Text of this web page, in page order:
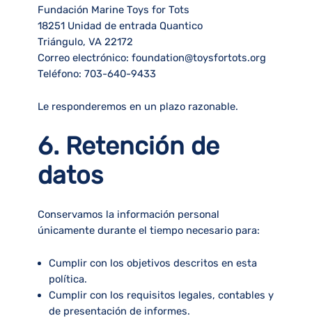
Fundación Marine Toys for Tots
18251 Unidad de entrada Quantico
Triángulo, VA 22172
Correo electrónico: foundation@toysfortots.org
Teléfono: 703-640-9433
Le responderemos en un plazo razonable.
6. Retención de
datos
Conservamos la información personal
únicamente durante el tiempo necesario para:
Cumplir con los objetivos descritos en esta
política.
Cumplir con los requisitos legales, contables y
de presentación de informes.